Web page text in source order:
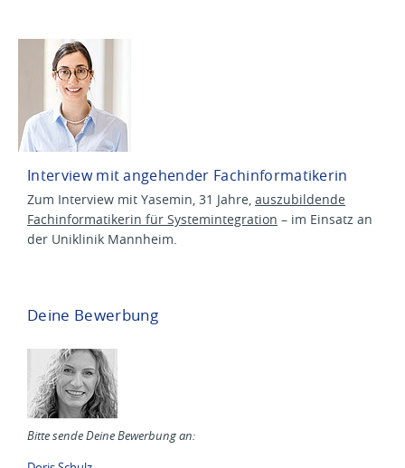
Interview mit angehender Fachinformatikerin
Zum Interview mit Yasemin, 31 Jahre, auszubildende
Fachinformatikerin für Systemintegration – im Einsatz an
der Uniklinik Mannheim.
Deine Bewerbung
Bitte sende Deine Bewerbung an: